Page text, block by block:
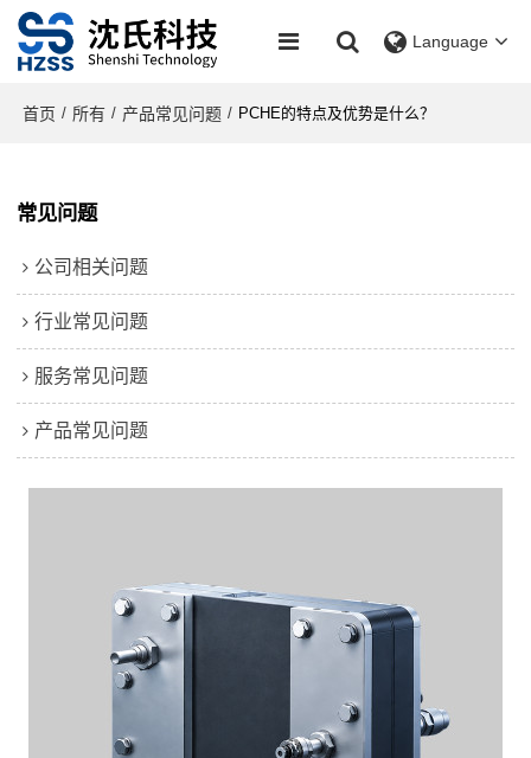
Language
首页 / 所有 / 产品常见问题 / PCHE的特点及优势是什么？
常见问题
公司相关问题
行业常见问题
服务常见问题
产品常见问题